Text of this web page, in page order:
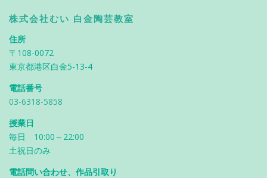
株式会社むい 白金陶芸教室
住所
〒108-0072
東京都港区白金5-13-4
電話番号
03-6318-5858
授業日
毎日 10:00～22:00
土祝日のみ
電話問い合わせ、作品引取り